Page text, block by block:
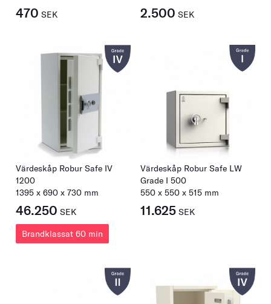
470 SEK 2.500 SEK
Värdeskåp Robur Safe IV
1200
1395 x 690 x 730 mm
46.250 SEK
Brandklassat 60 min
Värdeskåp Robur Safe LW
Grade I 500
550 x 550 x 515 mm
11.625 SEK